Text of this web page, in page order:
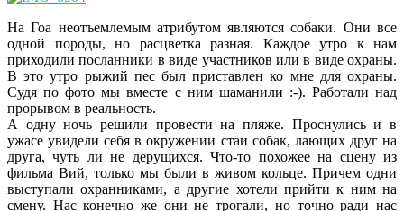
На Гоа неотъемлемым атрибутом являются собаки. Они все
одной породы, но расцветка разная. Каждое утро к нам
приходили посланники в виде участников или в виде охраны.
В это утро рыжий пес был приставлен ко мне для охраны.
Судя по фото мы вместе с ним шаманили :-). Работали над
прорывом в реальность.
А одну ночь решили провести на пляже. Проснулись и в
ужасе увидели себя в окружении стаи собак, лающих друг на
друга, чуть ли не дерущихся. Что-то похожее на сцену из
фильма Вий, только мы были в живом кольце. Причем одни
выступали охранниками, а другие хотели прийти к ним на
смену. Нас конечно же они не трогали, но точно ради нас